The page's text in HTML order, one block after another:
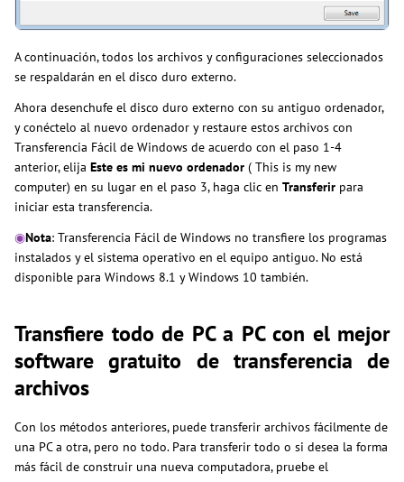
A continuación, todos los archivos y configuraciones seleccionados
se respaldarán en el disco duro externo.
Ahora desenchufe el disco duro externo con su antiguo ordenador,
y conéctelo al nuevo ordenador y restaure estos archivos con
Transferencia Fácil de Windows de acuerdo con el paso 1-4
anterior, elija Este es mi nuevo ordenador ( This is my new
computer) en su lugar en el paso 3, haga clic en Transferir para
iniciar esta transferencia.
◉Nota: Transferencia Fácil de Windows no transfiere los programas
instalados y el sistema operativo en el equipo antiguo. No está
disponible para Windows 8.1 y Windows 10 también.
Transfiere todo de PC a PC con el mejor
software gratuito de transferencia de
archivos
Con los métodos anteriores, puede transferir archivos fácilmente de
una PC a otra, pero no todo. Para transferir todo o si desea la forma
más fácil de construir una nueva computadora, pruebe el